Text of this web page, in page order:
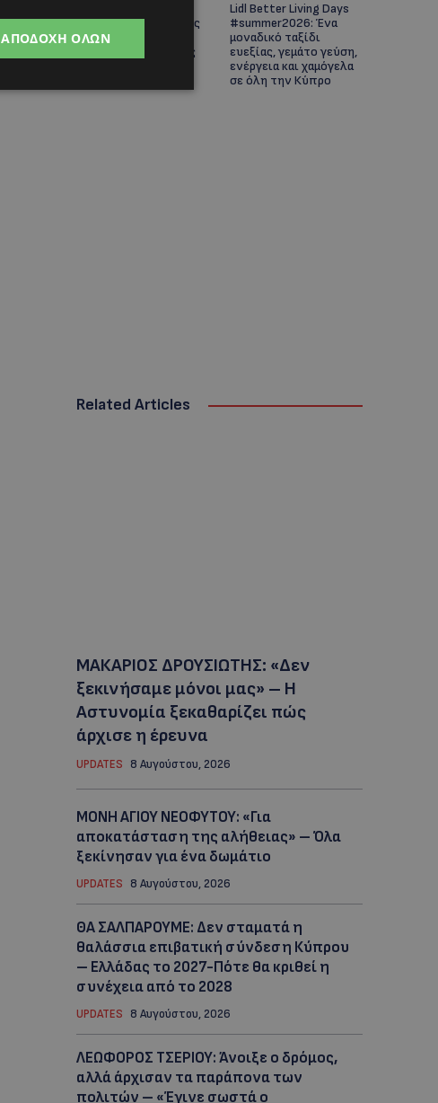
επίσημος συνεργάτης
του Φεστιβάλ
Κινηματογράφου της
Lidl Better Living Days
#summer2026: Ένα
μοναδικό ταξίδι
ευεξίας, γεμάτο γεύση,
ενέργεια και χαμόγελα
σε όλη την Κύπρο
Related Articles
ΜΑΚΑΡΙΟΣ ΔΡΟΥΣΙΩΤΗΣ: «Δεν
ξεκινήσαμε μόνοι μας» – Η
Αστυνομία ξεκαθαρίζει πώς
άρχισε η έρευνα
UPDATES 8 Αυγούστου, 2026
ΜΟΝΗ ΑΓΙΟΥ ΝΕΟΦΥΤΟΥ: «Για
αποκατάσταση της αλήθειας» – Όλα
ξεκίνησαν για ένα δωμάτιο
UPDATES 8 Αυγούστου, 2026
ΘΑ ΣΑΛΠΑΡΟΥΜΕ: Δεν σταματά η
θαλάσσια επιβατική σύνδεση Κύπρου
– Ελλάδας το 2027-Πότε θα κριθεί η
συνέχεια από το 2028
UPDATES 8 Αυγούστου, 2026
ΛΕΩΦΟΡΟΣ ΤΣΕΡΙΟΥ: Άνοιξε ο δρόμος,
αλλά άρχισαν τα παράπονα των
πολιτών – «Έγινε σωστά ο
ΑΠΟΔΟΧΉ ΌΛΩΝ